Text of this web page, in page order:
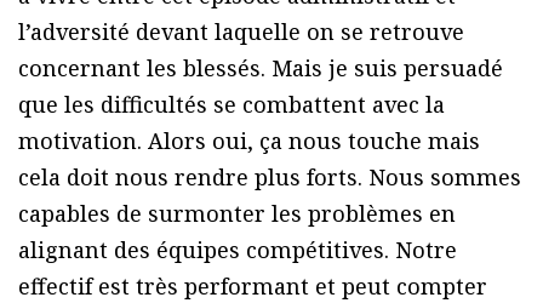
l’adversité devant laquelle on se retrouve
concernant les blessés. Mais je suis persuadé
que les difficultés se combattent avec la
motivation. Alors oui, ça nous touche mais
cela doit nous rendre plus forts. Nous sommes
capables de surmonter les problèmes en
alignant des équipes compétitives. Notre
effectif est très performant et peut compter